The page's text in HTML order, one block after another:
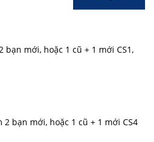
mới, hoặc 1 cũ + 1 mới CS1,
bạn mới, hoặc 1 cũ + 1 mới CS4